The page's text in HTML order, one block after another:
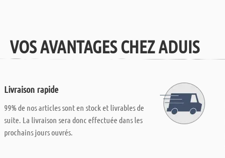
VOS AVANTAGES CHEZ ADUIS
Livraison rapide
99% de nos articles sont en stock et livrables de
suite. La livraison sera donc effectuée dans les
prochains jours ouvrés.